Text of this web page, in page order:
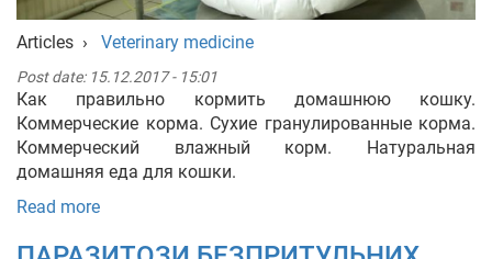
Articles › Veterinary medicine
Post date: 15.12.2017 - 15:01
Как правильно кормить домашнюю кошку.
Коммерческие корма. Сухие гранулированные корма.
Коммерческий влажный корм. Натуральная
домашняя еда для кошки.
Read more